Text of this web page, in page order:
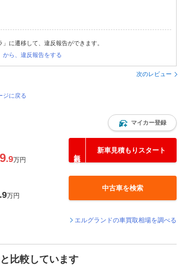
に遷移して、違反報告ができます。
から、違反報告をする
次のレビュー
ジに戻る
マイカー登録
.9万円
新車見積もりスタート
.9万円
中古車を検索
エルグランドの車買取相場を調べる
比較しています